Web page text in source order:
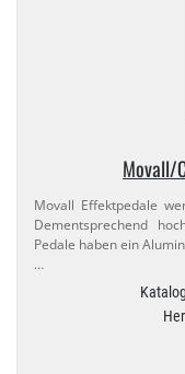
Movall/​
Movall Effektpedale
Dementsprechend
Pedale haben ein
…